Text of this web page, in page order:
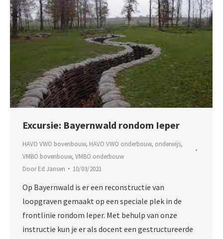
Excursie: Bayernwald rondom Ieper
HAVO VWO bovenbouw, HAVO VWO onderbouw, onderwijs,
VMBO bovenbouw, VMBO onderbouw
DoorEd Jansen 10/03/2021
Op Bayernwald is er een reconstructie van
loopgraven gemaakt op een speciale plek in de
frontlinie rondom Ieper. Met behulp van onze
instructie kun je er als docent een gestructureerde